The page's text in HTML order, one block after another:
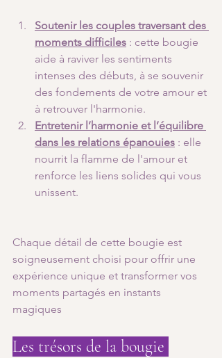
Soutenir les couples traversant des
moments difficiles : cette bougie
aide à raviver les sentiments
intenses des débuts, à se souvenir
des fondements de votre amour et
à retrouver l'harmonie.
Entretenir l’harmonie et l’équilibre
dans les relations épanouies : elle
nourrit la flamme de l'amour et
renforce les liens solides qui vous
unissent.
Chaque détail de cette bougie est
soigneusement choisi pour offrir une
expérience unique et transformer vos
moments partagés en instants
magiques
Les trésors de la bougie